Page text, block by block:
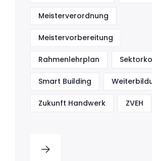
Meisterverordnung
Meistervorbereitung
Rahmenlehrplan
Smart Building
Zukunft Handwerk ZVEH